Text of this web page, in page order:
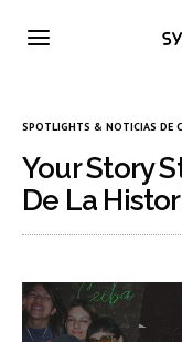
SPOTLIGHTS & NOTICIAS DE
Your Story
De La